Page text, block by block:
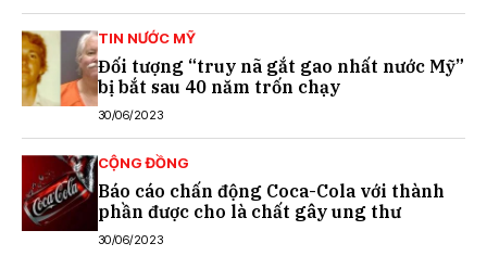
TIN NƯỚC MỸ
Đối tượng “truy nã gắt gao nhất nước Mỹ”
bị bắt sau 40 năm trốn chạy
30/06/2023
CỘNG ĐỒNG
Báo cáo chấn động Coca-Cola với thành
phần được cho là chất gây ung thư
30/06/2023